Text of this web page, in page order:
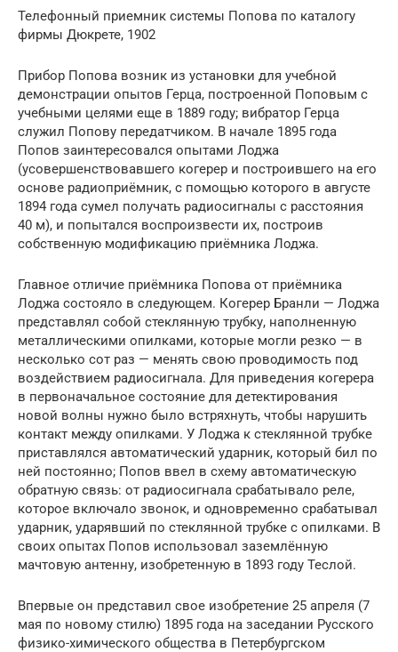
Телефонный приемник системы Попова по каталогу
фирмы Дюкрете, 1902
Прибор Попова возник из установки для учебной
демонстрации опытов Герца, построенной Поповым с
учебными целями еще в 1889 году; вибратор Герца
служил Попову передатчиком. В начале 1895 года
Попов заинтересовался опытами Лоджа
(усовершенствовавшего когерер и построившего на его
основе радиоприёмник, с помощью которого в августе
1894 года сумел получать радиосигналы с расстояния
40 м), и попытался воспроизвести их, построив
собственную модификацию приёмника Лоджа.
Главное отличие приёмника Попова от приёмника
Лоджа состояло в следующем. Когерер Бранли — Лоджа
представлял собой стеклянную трубку, наполненную
металлическими опилками, которые могли резко — в
несколько сот раз — менять свою проводимость под
воздействием радиосигнала. Для приведения когерера
в первоначальное состояние для детектирования
новой волны нужно было встряхнуть, чтобы нарушить
контакт между опилками. У Лоджа к стеклянной трубке
приставлялся автоматический ударник, который бил по
ней постоянно; Попов ввел в схему автоматическую
обратную связь: от радиосигнала срабатывало реле,
которое включало звонок, и одновременно срабатывал
ударник, ударявший по стеклянной трубке с опилками. В
своих опытах Попов использовал заземлённую
мачтовую антенну, изобретенную в 1893 году Теслой.
Впервые он представил свое изобретение 25 апреля (7
мая по новому стилю) 1895 года на заседании Русского
физико-химического общества в Петербургском